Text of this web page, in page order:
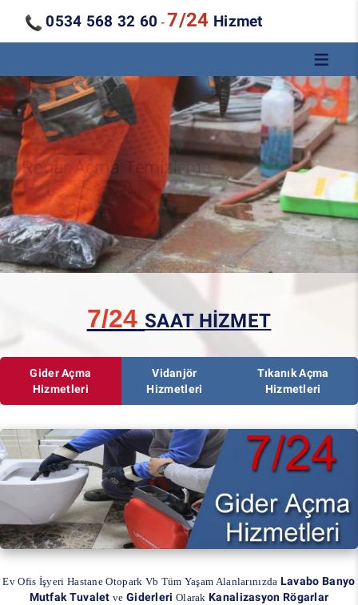
0534 568 32 60 - 7/24 Hizmet
Kanal Açma Temizleme
7/24 SAAT HİZMET
Gider Açma
Hizmetleri
Vidanjör
Hizmetleri
Tıkanık Açma
Hizmetleri
Ev Ofis İşyeri Hastane Otopark Vb Tüm Yaşam Alanlarınızda Lavabo Banyo
Mutfak Tuvalet ve Giderleri Olarak Kanalizasyon Rögarlar